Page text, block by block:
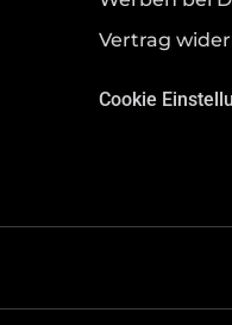
Vertrag
Cookie